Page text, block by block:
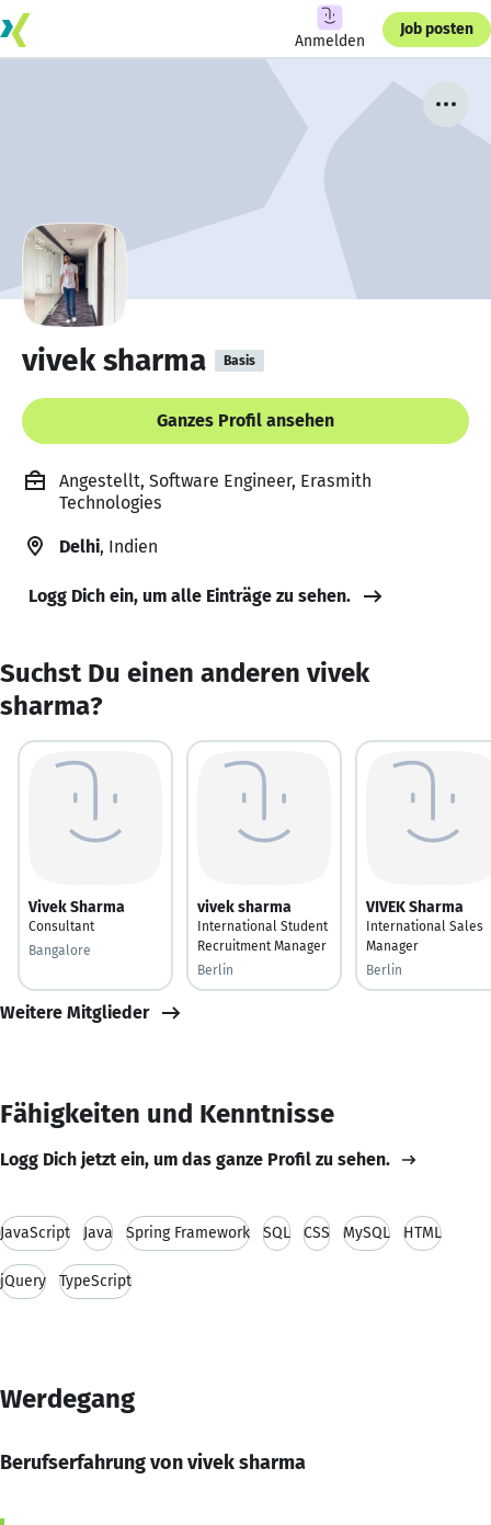
Anmelden
Job posten
vivek sharma Basis
Ganzes Profil ansehen
Angestellt, Software Engineer, Erasmith
Technologies
Delhi, Indien
Logg Dich ein, um alle Einträge zu sehen.
Suchst Du einen anderen vivek
sharma?
Vivek Sharma
Consultant
Bangalore
vivek sharma
International Student
Recruitment Manager
Berlin
VIVEK Sharma
International Sales
Manager
Berlin
Weitere Mitglieder
Fähigkeiten und Kenntnisse
Logg Dich jetzt ein, um das ganze Profil zu sehen.
JavaScript Java Spring Framework SQL CSS MySQL HTML
jQuery TypeScript
Werdegang
Berufserfahrung von vivek sharma